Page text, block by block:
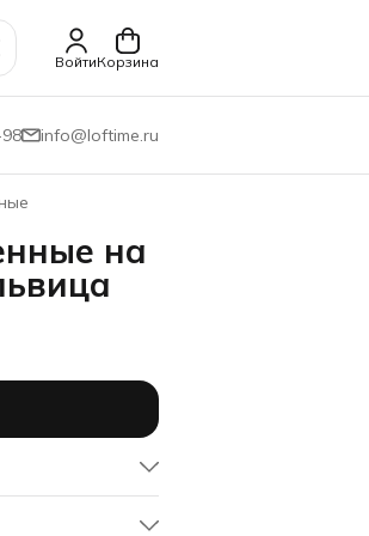
ВойтиКорзина
info@loftime.ru
на